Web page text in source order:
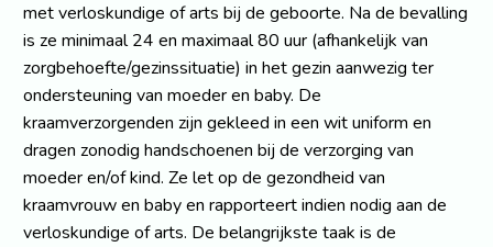
met verloskundige of arts bij de geboorte. Na de bevalling
is ze minimaal 24 en maximaal 80 uur (afhankelijk van
zorgbehoefte/gezinssituatie) in het gezin aanwezig ter
ondersteuning van moeder en baby. De
kraamverzorgenden zijn gekleed in een wit uniform en
dragen zonodig handschoenen bij de verzorging van
moeder en/of kind. Ze let op de gezondheid van
kraamvrouw en baby en rapporteert indien nodig aan de
verloskundige of arts. De belangrijkste taak is de